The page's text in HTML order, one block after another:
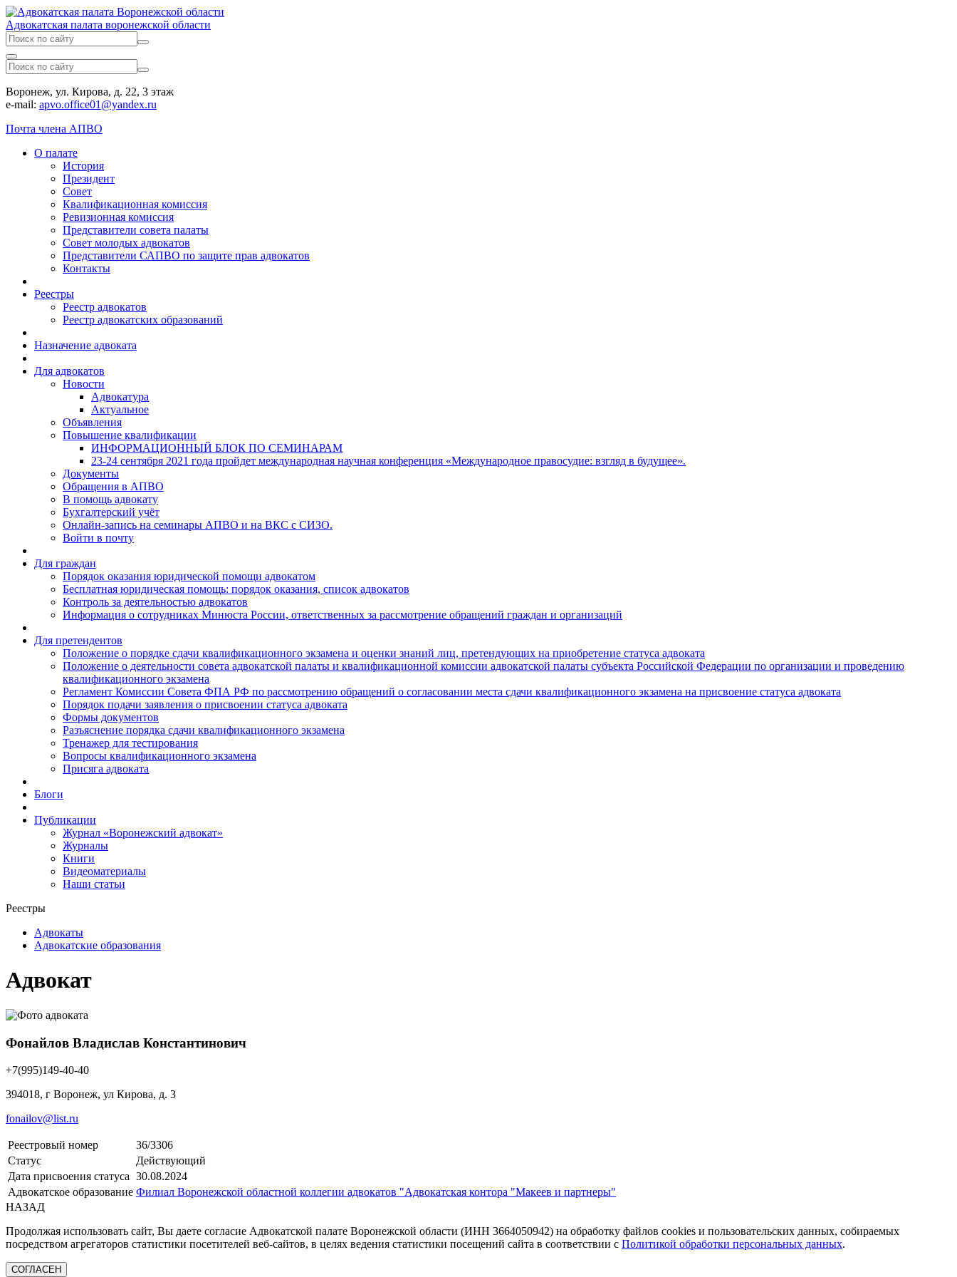
Адвокатская палата воронежской области
Воронеж, ул. Кирова, д. 22, 3 этаж
e-mail: apvo.office01@yandex.ru
Почта члена АПВО
О палате
История
Президент
Совет
Квалификационная комиссия
Ревизионная комиссия
Представители совета палаты
Совет молодых адвокатов
Представители САПВО по защите прав адвокатов
Контакты
Реестры
Реестр адвокатов
Реестр адвокатских образований
Назначение адвоката
Для адвокатов
Новости
Адвокатура
Актуальное
Объявления
Повышение квалификации
ИНФОРМАЦИОННЫЙ БЛОК ПО СЕМИНАРАМ
23-24 сентября 2021 года пройдет международная научная конференция «Международное правосудие: взгляд в будущее».
Документы
Обращения в АПВО
В помощь адвокату
Бухгалтерский учёт
Онлайн-запись на семинары АПВО и на ВКС с СИЗО.
Войти в почту
Для граждан
Порядок оказания юридической помощи адвокатом
Бесплатная юридическая помощь: порядок оказания, список адвокатов
Контроль за деятельностью адвокатов
Информация о сотрудниках Минюста России, ответственных за рассмотрение обращений граждан и организаций
Для претендентов
Положение о порядке сдачи квалификационного экзамена и оценки знаний лиц, претендующих на приобретение статуса адвоката
Положение о деятельности совета адвокатской палаты и квалификационной комиссии адвокатской палаты субъекта Российской Федерации по организации и проведению
квалификационного экзамена
Регламент Комиссии Совета ФПА РФ по рассмотрению обращений о согласовании места сдачи квалификационного экзамена на присвоение статуса адвоката
Порядок подачи заявления о присвоении статуса адвоката
Формы документов
Разъяснение порядка сдачи квалификационного экзамена
Тренажер для тестирования
Вопросы квалификационного экзамена
Присяга адвоката
Блоги
Публикации
Журнал «Воронежский адвокат»
Журналы
Книги
Видеоматериалы
Наши статьи
Реестры
Адвокаты
Адвокатские образования
Адвокат
Фонайлов Владислав Константинович
+7(995)149-40-40
394018, г Воронеж, ул Кирова, д. 3
fonailov@list.ru
Реестровый номер
36/3306
Статус
Действующий
Дата присвоения статуса 30.08.2024
Адвокатское образование Филиал Воронежской областной коллегии адвокатов "Адвокатская контора "Макеев и партнеры"
НАЗАД
Продолжая использовать сайт, Вы даете согласие Адвокатской палате Воронежской области (ИНН 3664050942) на обработку файлов cookies и пользовательских данных, собираемых
посредством агрегаторов статистики посетителей веб-сайтов, в целях ведения статистики посещений сайта в соответствии с Политикой обработки персональных данных.
СОГЛАСЕН